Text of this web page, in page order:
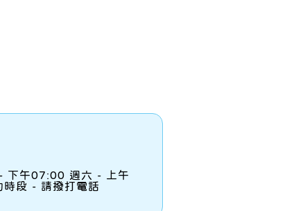
午07:00 週六 - 上午
段 - 請撥打電話